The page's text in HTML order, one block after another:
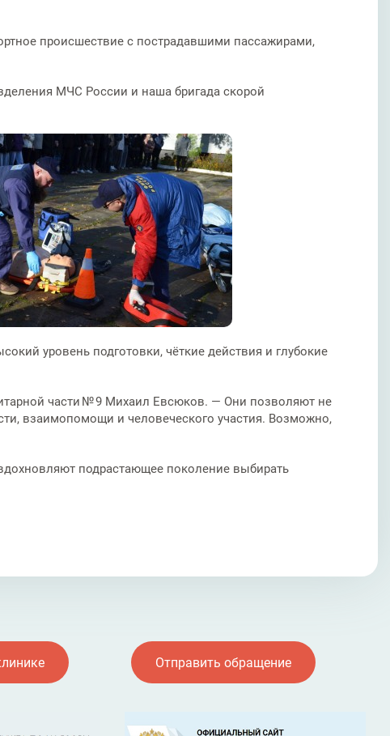
происшествие с пострадавшими пассажирами,
МЧС России и наша бригада скорой
уровень подготовки, чёткие действия и глубокие
части № 9 Михаил Евсюков. — Они позволяют не
взаимопомощи и человеческого участия. Возможно,
подрастающее поколение выбирать
Отправить обращение